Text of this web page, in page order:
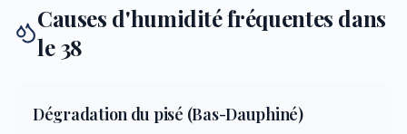
Causes d'humidité fréquentes dans
le 38
Dégradation du pisé (Bas-Dauphiné)